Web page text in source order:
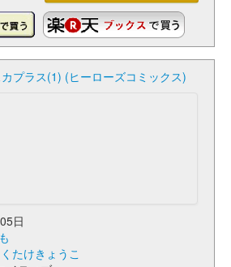
プラス(1) (ヒーローズコミックス)
日
たけきょうこ